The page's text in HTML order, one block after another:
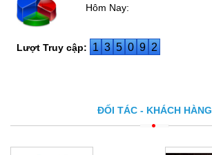
Hôm Nay:
Lượt Truy cập: 1 3 5 0 9 2
ĐỐI TÁC - KHÁCH HÀNG